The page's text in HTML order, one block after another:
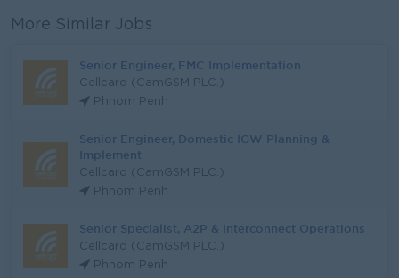
More Similar Jobs
Senior Engineer, FMC Implementation
Cellcard (CamGSM PLC.)
Phnom Penh
Senior Engineer, Domestic IGW Planning &
Implement
Cellcard (CamGSM PLC.)
Phnom Penh
Senior Specialist, A2P & Interconnect Operations
Cellcard (CamGSM PLC.)
Phnom Penh